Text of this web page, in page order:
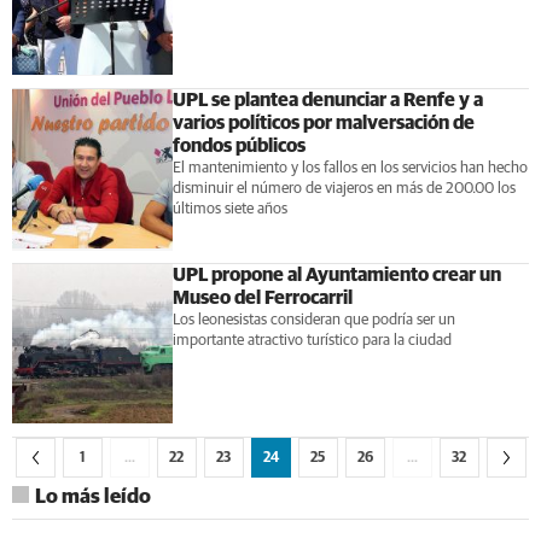
UPL se plantea denunciar a Renfe y a
varios políticos por malversación de
fondos públicos
El mantenimiento y los fallos en los servicios han hecho
disminuir el número de viajeros en más de 200.00 los
últimos siete años
UPL propone al Ayuntamiento crear un
Museo del Ferrocarril
Los leonesistas consideran que podría ser un
importante atractivo turístico para la ciudad
1 … 22 23 24 25 26 … 32
Lo más leído